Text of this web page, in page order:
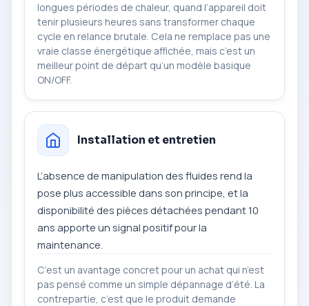
longues périodes de chaleur, quand l’appareil doit
tenir plusieurs heures sans transformer chaque
cycle en relance brutale. Cela ne remplace pas une
vraie classe énergétique affichée, mais c’est un
meilleur point de départ qu’un modèle basique
ON/OFF.
Installation et entretien
L’absence de manipulation des fluides rend la
pose plus accessible dans son principe, et la
disponibilité des pièces détachées pendant 10
ans apporte un signal positif pour la
maintenance.
C’est un avantage concret pour un achat qui n’est
pas pensé comme un simple dépannage d’été. La
contrepartie, c’est que le produit demande